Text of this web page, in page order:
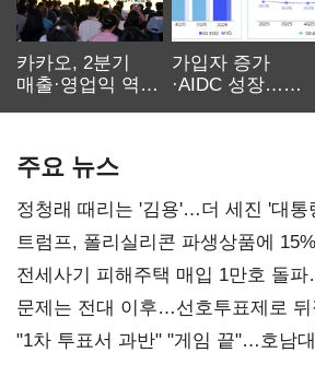
카카오, 2분기
매출·영업익 역대
가입자 증가
·AIDC 성장…
주요 뉴스
정청래 때리는 '김용'…더 세진 '대통
트럼프, 폴리실리콘 파생상품에
재건"
전세사기 피해주택 매입 1만호 돌
4만278명
문제는 전대 이후…선호투표제로 뒤
불복'
"1차 투표서 과반" "게임 끝"…호남